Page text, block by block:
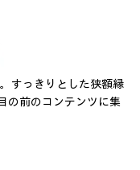
すっきりとした狭額縁
の前のコンテンツに集